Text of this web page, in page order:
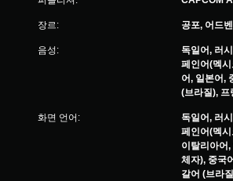
장르: 공포, 어드
음성:
독일어, 러
페인어(멕
어, 일본어,
(브라질), 프
화면 언어:
독일어, 러
페인어(멕
이탈리아어
체자), 중국
갈어 (브라